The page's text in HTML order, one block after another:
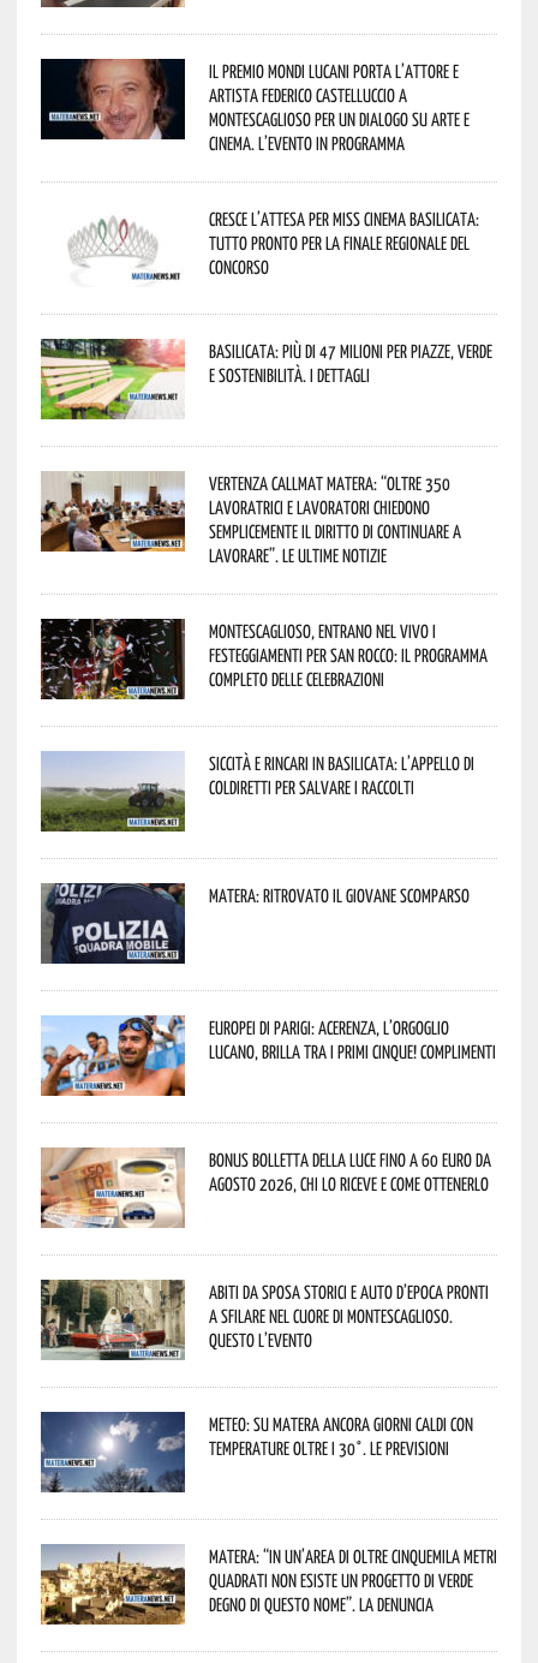
Il Premio Mondi Lucani porta l’attore e
artista Federico Castelluccio a
Montescaglioso per un dialogo su arte e
cinema. L’evento in programma
Cresce l’attesa per Miss Cinema Basilicata:
tutto pronto per la finale regionale del
concorso
Basilicata: più di 47 milioni per piazze, verde
e sostenibilità. I dettagli
Vertenza CallMat Matera: “Oltre 350
lavoratrici e lavoratori chiedono
semplicemente il diritto di continuare a
lavorare”. Le ultime notizie
Montescaglioso, entrano nel vivo i
festeggiamenti per San Rocco: il programma
completo delle celebrazioni
Siccità e rincari in Basilicata: l’appello di
Coldiretti per salvare i raccolti
Matera: ritrovato il giovane scomparso
Europei di Parigi: Acerenza, l’orgoglio
lucano, brilla tra i primi cinque! Complimenti
Bonus bolletta della luce fino a 60 euro da
agosto 2026, chi lo riceve e come ottenerlo
Abiti da sposa storici e auto d’epoca pronti
a sfilare nel cuore di Montescaglioso.
Questo l’evento
Meteo: su Matera ancora giorni caldi con
temperature oltre i 30°. Le previsioni
Matera: “In un’area di oltre cinquemila metri
quadrati non esiste un progetto di verde
degno di questo nome”. La denuncia